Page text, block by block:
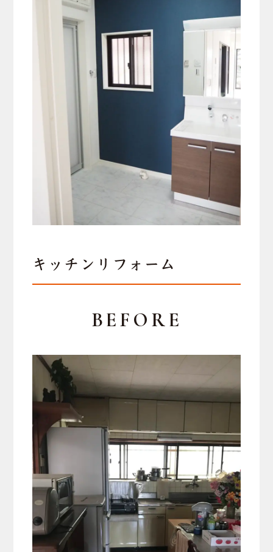
キッチンリフォーム
BEFORE